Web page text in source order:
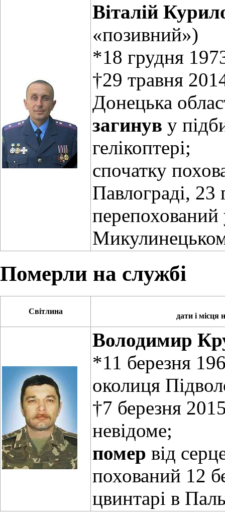
Віталій
«позивний»)
*18 грудня
†29 травня
Донецька
загинув у
гелікоптері;
спочатку
Павлограді, 23
Померли на службі
Світлина
дати і місця
Володимир
*11 березня
околиця
†7 березня
невідоме;
помер від
похований 12
цвинтарі в